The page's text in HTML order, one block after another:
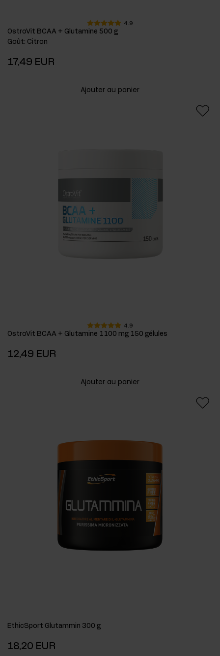
4.9
OstroVit BCAA + Glutamine 500 g
Goût: Citron
17,49 EUR
Ajouter au panier
4.9
OstroVit BCAA + Glutamine 1100 mg 150 gélules
12,49 EUR
Ajouter au panier
EthicSport Glutammin 300 g
18,20 EUR